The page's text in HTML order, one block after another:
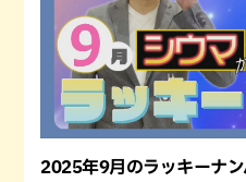
2025年9月のラッキーナ